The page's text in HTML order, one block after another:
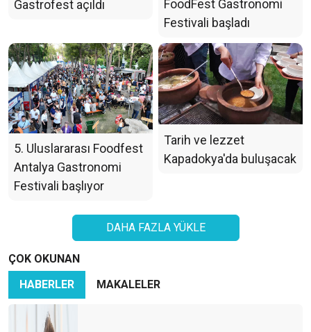
Gastrofest açıldı
FoodFest Gastronomi
Festivali başladı
5. Uluslararası Foodfest
Antalya Gastronomi
Festivali başlıyor
Tarih ve lezzet
Kapadokya'da buluşacak
DAHA FAZLA YÜKLE
ÇOK OKUNAN
HABERLER
MAKALELER